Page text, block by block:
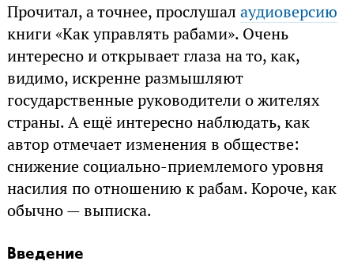
Прочитал, а точнее, прослушал аудиоверсию
книги «Как управлять рабами». Очень
интересно и открывает глаза на то, как,
видимо, искренне размышляют
государственные руководители о жителях
страны. А ещё интересно наблюдать, как
автор отмечает изменения в обществе:
снижение социально-приемлемого уровня
насилия по отношению к рабам. Короче, как
обычно — выписка.
Введение